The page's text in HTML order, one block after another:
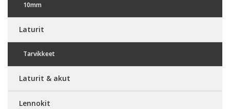
10mm
Laturit
Tarvikkeet
Laturit & akut
Lennokit